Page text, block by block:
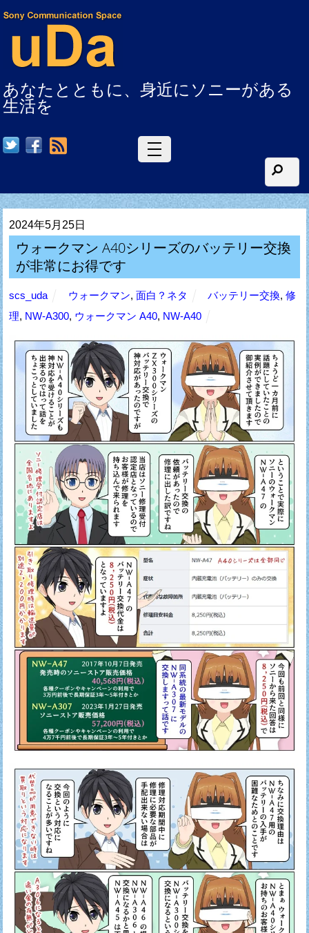
あなたとともに、身近にソニーがある
生活を
2024年5月25日
ウォークマン A40シリーズのバッテリー交換
が非常にお得です
scs_uda ウォークマン, 面白？ネタ バッテリー交換,修
理, NW-A300, ウォークマン A40, NW-A40